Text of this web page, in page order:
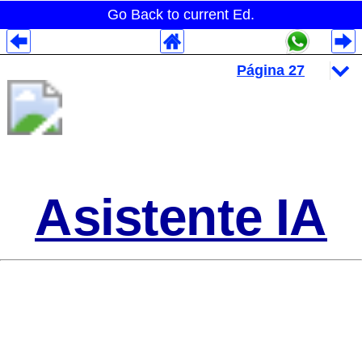
Go Back to current Ed.
Asistente IA
Despliegues Analytics
Despliegues Totales
Despliegues por Rubros